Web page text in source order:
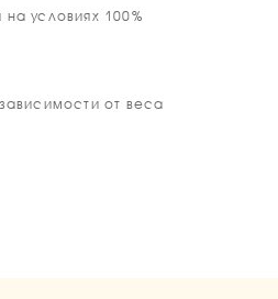
условиях 100%
от веса